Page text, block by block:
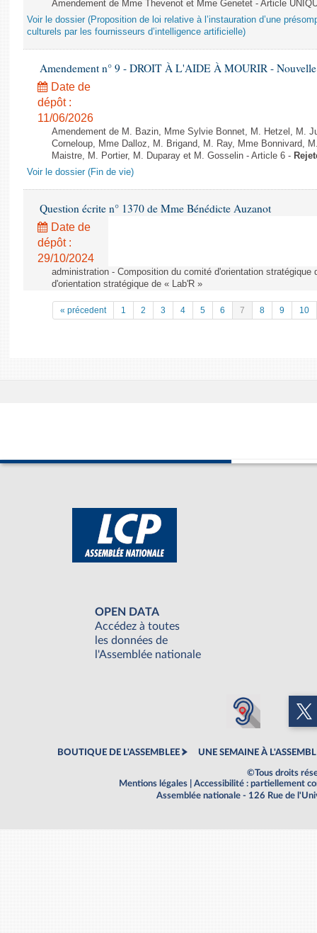
Amendement de Mme Thevenot et Mme Genetet - Article
Voir le dossier (Proposition de loi relative à l’instauration d’une
culturels par les fournisseurs d’intelligence artificielle)
Amendement n° 9 - DROIT À L'AIDE À MOURIR -
Date de
dépôt :
11/06/2026
Amendement de M. Bazin, Mme Sylvie Bonnet, M. Hetzel, M.
Corneloup, Mme Dalloz, M. Brigand, M. Ray, Mme Bonnivard,
Maistre, M. Portier, M. Duparay et M. Gosselin - Article 6 -
Voir le dossier (Fin de vie)
Question écrite n° 1370 de Mme Bénédicte Auzanot
Date de
dépôt :
29/10/2024
administration - Composition du comité d'orientation stratégique
d'orientation stratégique de « Lab'R »
« précedent 1 2 3 4 5 6 7 8 9 10
OPEN DATA
Accédez à toutes
les données de
l'Assemblée nationale
BOUTIQUE DE L'ASSEMBLEE UNE SEMAINE À
©Tous droits
Mentions légales
Accessibilité : partiellement
Assemblée nationale - 126 Rue de